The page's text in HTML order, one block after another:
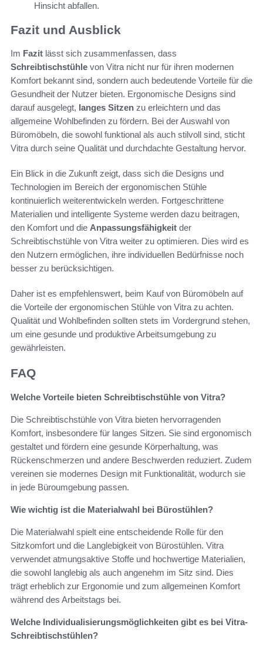
Hinsicht abfallen.
Fazit und Ausblick
Im Fazit lässt sich zusammenfassen, dass
Schreibtischstühle von Vitra nicht nur für ihren modernen
Komfort bekannt sind, sondern auch bedeutende Vorteile für die
Gesundheit der Nutzer bieten. Ergonomische Designs sind
darauf ausgelegt, langes Sitzen zu erleichtern und das
allgemeine Wohlbefinden zu fördern. Bei der Auswahl von
Büromöbeln, die sowohl funktional als auch stilvoll sind, sticht
Vitra durch seine Qualität und durchdachte Gestaltung hervor.
Ein Blick in die Zukunft zeigt, dass sich die Designs und
Technologien im Bereich der ergonomischen Stühle
kontinuierlich weiterentwickeln werden. Fortgeschrittene
Materialien und intelligente Systeme werden dazu beitragen,
den Komfort und die Anpassungsfähigkeit der
Schreibtischstühle von Vitra weiter zu optimieren. Dies wird es
den Nutzern ermöglichen, ihre individuellen Bedürfnisse noch
besser zu berücksichtigen.
Daher ist es empfehlenswert, beim Kauf von Büromöbeln auf
die Vorteile der ergonomischen Stühle von Vitra zu achten.
Qualität und Wohlbefinden sollten stets im Vordergrund stehen,
um eine gesunde und produktive Arbeitsumgebung zu
gewährleisten.
FAQ
Welche Vorteile bieten Schreibtischstühle von Vitra?
Die Schreibtischstühle von Vitra bieten hervorragenden
Komfort, insbesondere für langes Sitzen. Sie sind ergonomisch
gestaltet und fördern eine gesunde Körperhaltung, was
Rückenschmerzen und andere Beschwerden reduziert. Zudem
vereinen sie modernes Design mit Funktionalität, wodurch sie
in jede Büroumgebung passen.
Wie wichtig ist die Materialwahl bei Bürostühlen?
Die Materialwahl spielt eine entscheidende Rolle für den
Sitzkomfort und die Langlebigkeit von Bürostühlen. Vitra
verwendet atmungsaktive Stoffe und hochwertige Materialien,
die sowohl langlebig als auch angenehm im Sitz sind. Dies
trägt erheblich zur Ergonomie und zum allgemeinen Komfort
während des Arbeitstags bei.
Welche Individualisierungsmöglichkeiten gibt es bei Vitra-
Schreibtischstühlen?